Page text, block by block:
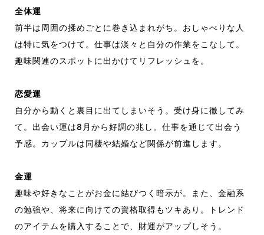
全体運
前半は周囲の揉めごとに巻き込まれがち。おしゃべりな人
は特に気をつけて。仕事は淡々と自分の作業をこなして。
趣味関連のスポットに出かけてリフレッシュを。
恋愛運
自分から動くと裏目に出てしまいそう。受け身に徹してみ
て。出会い運は8月から好調の兆し。仕事を通じて出会う
予感。カップルは同棲や結婚など関係が前進します。
金運
趣味や好きなことがお金に結びつく暗示が。また、金融系
の勉強や、将来に向けての資格取得もツキあり。トレンド
のアイテムを購入することで、財運がアップしそう。